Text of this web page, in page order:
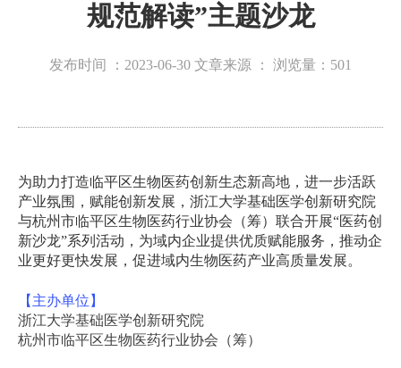
规范解读”主题沙龙
发布时间 ：2023-06-30 文章来源 ： 浏览量： 501
为助力打造临平区生物医药创新生态新高地，进一步活跃
产业氛围，赋能创新发展，浙江大学基础医学创新研究院
与杭州市临平区生物医药行业协会（筹）联合开展“医药创
新沙龙”系列活动，为域内企业提供优质赋能服务，推动企
业更好更快发展，促进域内生物医药产业高质量发展。
【主办单位】
浙江大学基础医学创新研究院
杭州市临平区生物医药行业协会（筹）